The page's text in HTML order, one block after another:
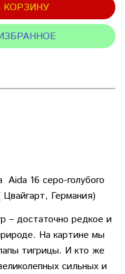
КОРЗИНУ
Aida 16 серо-голубого
Германия)
– достаточно редкое и
На картине мы
тигрицы. И кто же
сильных и